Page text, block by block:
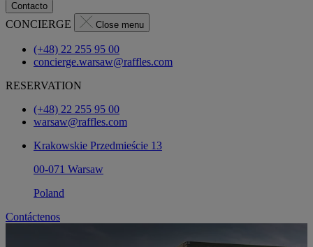
Contacto
CONCIERGE Close menu
(+48) 22 255 95 00
concierge.warsaw@raffles.com
RESERVATION
(+48) 22 255 95 00
warsaw@raffles.com
Krakowskie Przedmieście 13
00-071 Warsaw
Poland
Contáctenos